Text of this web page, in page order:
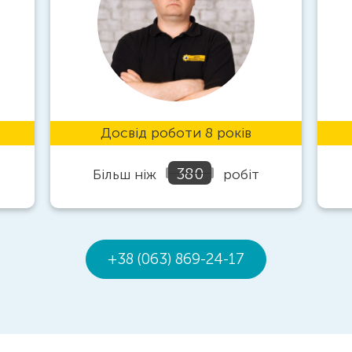
Досвід роботи 8 років
Більш ніж 380 робіт
+38 (063) 869-24-17